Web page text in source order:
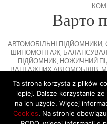
Варто
АВТОМОБІЛЬНІ ПІДЙОМНИКИ,
ШИНОМОНТАЖ,
ПІДЙОМНИК, НОЖИЧНИЙ
ВАНТАЖНИХ АВТОМОБІЛІВ,
© 2026
Ta strona korzysta z plików
lepiej. Dalsze korzystanie
na ich użycie. Więcej
Cookies. Na stronie